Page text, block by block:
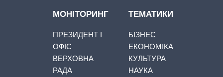
МОНІТОРИНГ
ПРЕЗИДЕНТ І
ОФІС
ВЕРХОВНА
РАДА
ТЕМАТИКИ
БІЗНЕС
ЕКОНОМІКА
КУЛЬТУРА
НАУКА